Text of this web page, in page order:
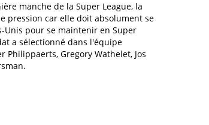
manche de la Super League, la
pression car elle doit absolument se
Unis pour se maintenir en Super
a sélectionné dans l'équipe
Philippaerts, Gregory Wathelet, Jos